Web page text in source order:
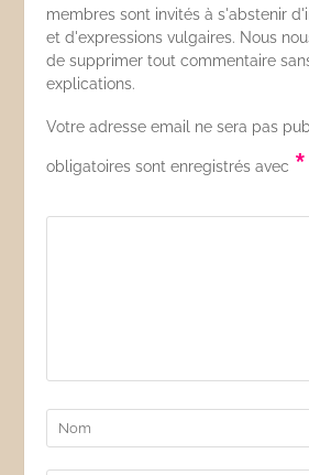
membres sont invités à s'abstenir
et d'expressions vulgaires. Nous
de supprimer tout commentaire
explications.
Votre adresse email ne sera pas
obligatoires sont enregistrés avec *